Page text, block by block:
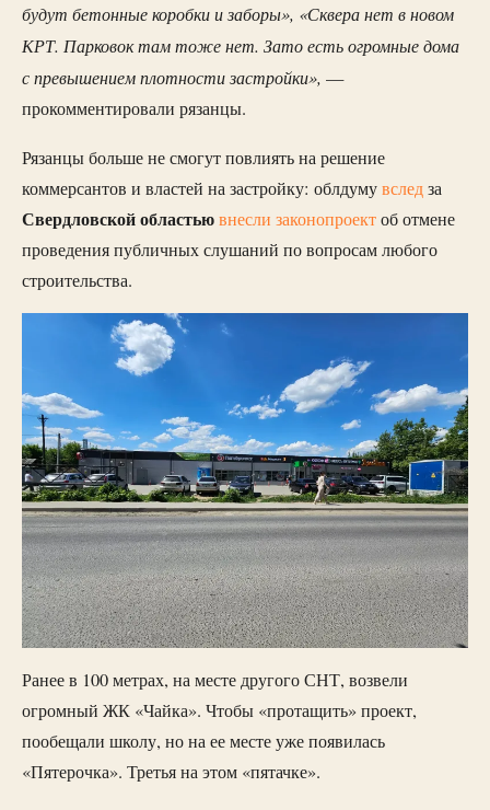
будут бетонные коробки и заборы», «Сквера нет в новом
КРТ. Парковок там тоже нет. Зато есть огромные дома
с превышением плотности застройки», —
прокомментировали рязанцы.
Рязанцы больше не смогут повлиять на решение
коммерсантов и властей на застройку: облдумувследза
Свердловской областьювнесли законопроектоб отмене
проведения публичных слушаний по вопросам любого
строительства.
Ранее в 100 метрах, на месте другого СНТ, возвели
огромный ЖК «Чайка». Чтобы «протащить» проект,
пообещали школу, но на ее месте уже появилась
«Пятерочка». Третья на этом «пятачке».